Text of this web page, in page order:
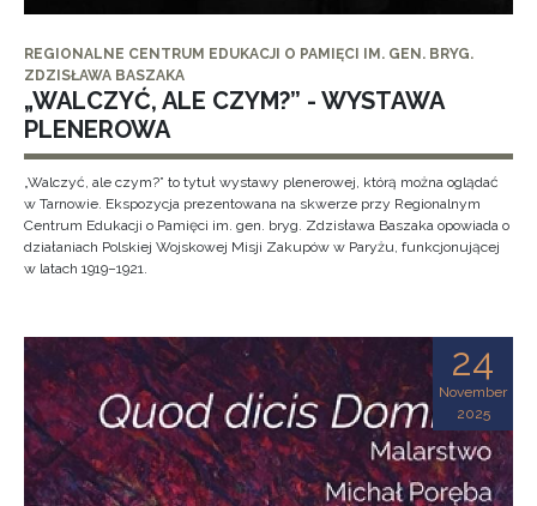
REGIONALNE CENTRUM EDUKACJI O PAMIĘCI IM. GEN. BRYG.
ZDZISŁAWA BASZAKA
„WALCZYĆ, ALE CZYM?” - WYSTAWA
PLENEROWA
„Walczyć, ale czym?” to tytuł wystawy plenerowej, którą można oglądać
w Tarnowie. Ekspozycja prezentowana na skwerze przy Regionalnym
Centrum Edukacji o Pamięci im. gen. bryg. Zdzisława Baszaka opowiada o
działaniach Polskiej Wojskowej Misji Zakupów w Paryżu, funkcjonującej
w latach 1919–1921.
24
November
2025